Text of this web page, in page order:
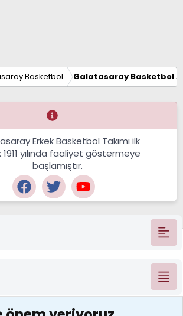
Basketbol Galatasaray Basketbol
Erkek Basketbol Takımı ilk
yılında faaliyet göstermeye
başlamıştır.